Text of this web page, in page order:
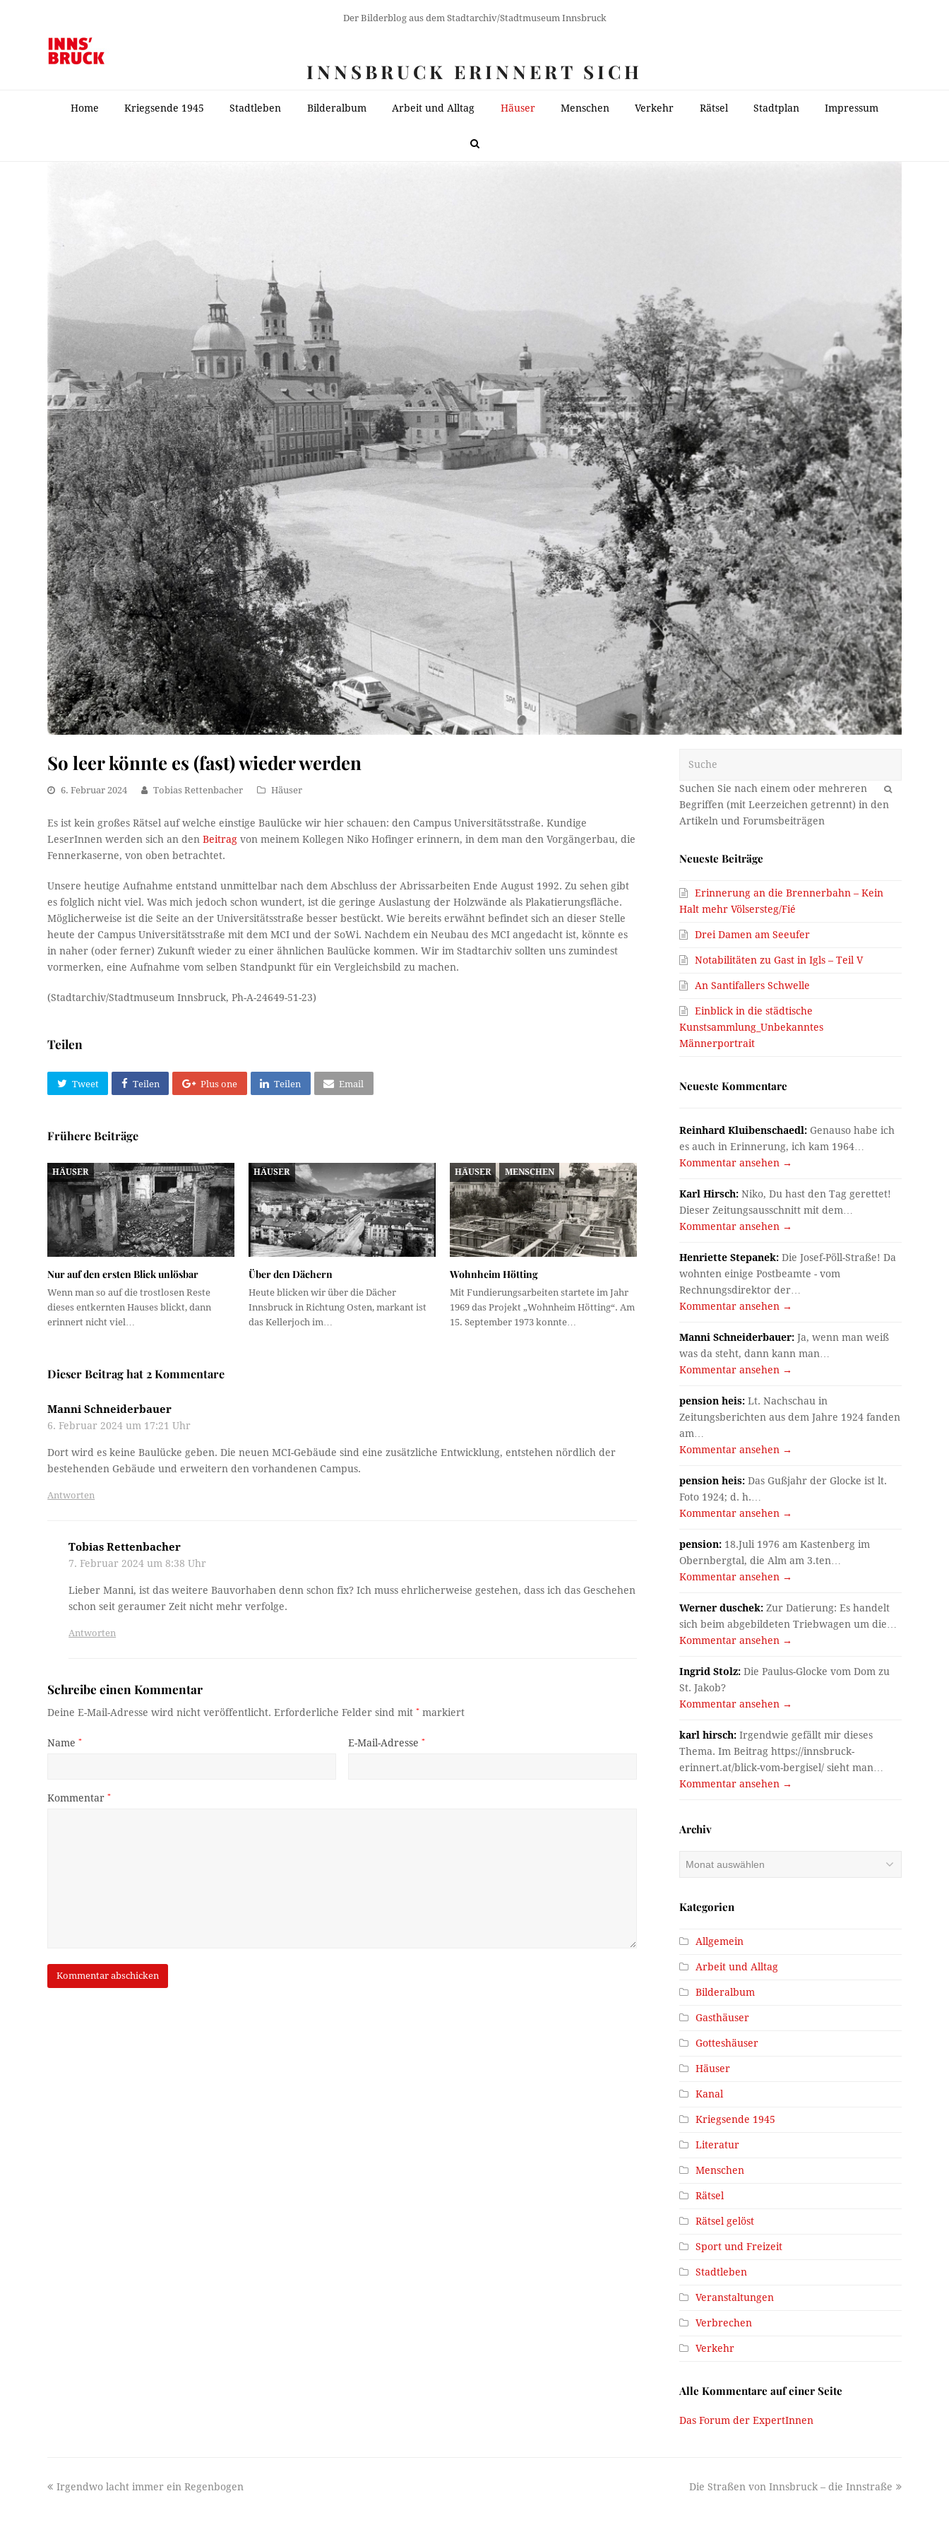
Der Bilderblog aus dem Stadtarchiv/Stadtmuseum Innsbruck
INNSBRUCK ERINNERT SICH
Home Kriegsende 1945 Stadtleben Bilderalbum Arbeit und Alltag Häuser Menschen Verkehr Rätsel Stadtplan Impressum
So leer könnte es (fast) wieder werden
6. Februar 2024 Tobias Rettenbacher Häuser
Es ist kein großes Rätsel auf welche einstige Baulücke wir hier schauen: den Campus Universitätsstraße. Kundige
LeserInnen werden sich an denBeitrag von meinem Kollegen Niko Hofinger erinnern, in dem man den Vorgängerbau, die
Fennerkaserne, von oben betrachtet.
Unsere heutige Aufnahme entstand unmittelbar nach dem Abschluss der Abrissarbeiten Ende August 1992. Zu sehen gibt
es folglich nicht viel. Was mich jedoch schon wundert, ist die geringe Auslastung der Holzwände als Plakatierungsfläche.
Möglicherweise ist die Seite an der Universitätsstraße besser bestückt. Wie bereits erwähnt befindet sich an dieser Stelle
heute der Campus Universitätsstraße mit dem MCI und der SoWi. Nachdem ein Neubau des MCI angedacht ist, könnte es
in naher (oder ferner) Zukunft wieder zu einer ähnlichen Baulücke kommen. Wir im Stadtarchiv sollten uns zumindest
vormerken, eine Aufnahme vom selben Standpunkt für ein Vergleichsbild zu machen.
(Stadtarchiv/Stadtmuseum Innsbruck, Ph-A-24649-51-23)
Teilen
Tweet Teilen Plus one Teilen Email
Frühere Beiträge
HÄUSER
Nur auf den ersten Blick unlösbar
Wenn man so auf die trostlosen Reste
dieses entkernten Hauses blickt, dann
erinnert nicht viel…
HÄUSER
Über den Dächern
Heute blicken wir über die Dächer
Innsbruck in Richtung Osten, markant ist
das Kellerjoch im…
HÄUSER MENSCHEN
Wohnheim Hötting
Mit Fundierungsarbeiten startete im Jahr
1969 das Projekt „Wohnheim Hötting“. Am
15. September 1973 konnte…
Dieser Beitrag hat 2 Kommentare
Manni Schneiderbauer
6. Februar 2024 um 17:21 Uhr
Dort wird es keine Baulücke geben. Die neuen MCI-Gebäude sind eine zusätzliche Entwicklung, entstehen nördlich der
bestehenden Gebäude und erweitern den vorhandenen Campus.
Antworten
Tobias Rettenbacher
7. Februar 2024 um 8:38 Uhr
Lieber Manni, ist das weitere Bauvorhaben denn schon fix? Ich muss ehrlicherweise gestehen, dass ich das Geschehen
schon seit geraumer Zeit nicht mehr verfolge.
Antworten
Schreibe einen Kommentar
Deine E-Mail-Adresse wird nicht veröffentlicht. Erforderliche Felder sind mit* markiert
Name* E-Mail-Adresse *
Kommentar*
OK
Neueste Beiträge
Erinnerung an die Brennerbahn – Kein
Halt mehr Völsersteg/Fié
Drei Damen am Seeufer
Notabilitäten zu Gast in Igls – Teil V
An Santifallers Schwelle
Einblick in die städtische
Kunstsammlung_Unbekanntes
Männerportrait
Neueste Kommentare
Reinhard Kluibenschaedl: Genauso habe ich
es auch in Erinnerung, ich kam 1964…
Kommentar ansehen →
Karl Hirsch: Niko, Du hast den Tag gerettet!
Dieser Zeitungsausschnitt mit dem…
Kommentar ansehen →
Henriette Stepanek: Die Josef-Pöll-Straße! Da
wohnten einige Postbeamte - vom
Rechnungsdirektor der…
Kommentar ansehen →
Manni Schneiderbauer: Ja, wenn man weiß
was da steht, dann kann man…
Kommentar ansehen →
pension heis: Lt. Nachschau in
Zeitungsberichten aus dem Jahre 1924 fanden
am…
Kommentar ansehen →
pension heis: Das Gußjahr der Glocke ist lt.
Foto 1924; d. h.…
Kommentar ansehen →
pension: 18.Juli 1976 am Kastenberg im
Obernbergtal, die Alm am 3.ten…
Kommentar ansehen →
Werner duschek: Zur Datierung: Es handelt
sich beim abgebildeten Triebwagen um die…
Kommentar ansehen →
Ingrid Stolz: Die Paulus-Glocke vom Dom zu
St. Jakob?
Kommentar ansehen →
karl hirsch: Irgendwie gefällt mir dieses
Thema. Im Beitrag https://innsbruck-
erinnert.at/blick-vom-bergisel/ sieht man…
Kommentar ansehen →
Archiv
Kategorien
Allgemein
Arbeit und Alltag
Bilderalbum
Gasthäuser
Gotteshäuser
Häuser
Kanal
Kriegsende 1945
Literatur
Menschen
Rätsel
Rätsel gelöst
Sport und Freizeit
Stadtleben
Veranstaltungen
Verbrechen
Verkehr
Alle Kommentare auf einer Seite
Das Forum der ExpertInnen
previous
Irgendwo lacht immer ein Regenbogen
next
Die Straßen von Innsbruck – die Innstraße